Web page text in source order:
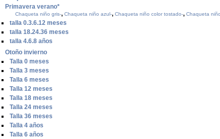
Primavera verano*
Chaqueta niño gris-, Chaqueta niño azul-, Chaqueta niño color tostado-, Chaqueta
talla 0.3.6.12 meses
talla 18.24.36 meses
talla 4.6.8 años
Otoño invierno
Talla 0 meses
Talla 3 meses
Talla 6 meses
Talla 12 meses
Talla 18 meses
Talla 24 meses
Talla 36 meses
Talla 4 años
Talla 6 años